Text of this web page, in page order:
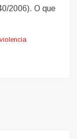
2006). O que
violencia